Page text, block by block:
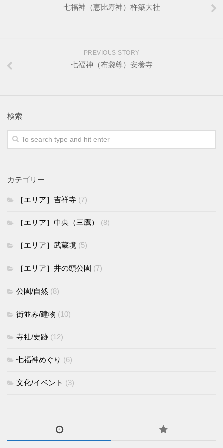
七福神（恵比寿神）杵築大社
PREVIOUS STORY
七福神（布袋尊）安養寺
検索
カテゴリー
［エリア］吉祥寺 (7)
［エリア］中央（三鷹） (8)
［エリア］武蔵境 (5)
［エリア］井の頭公園 (7)
公園/自然 (8)
街並み/建物 (10)
寺社/史跡 (12)
七福神めぐり (6)
文化/イベント (3)